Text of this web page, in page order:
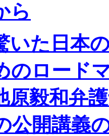
ら
いた日本
のロード
毅和弁護
公開講義